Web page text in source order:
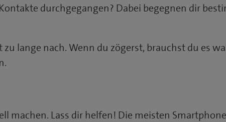
durchgegangen? Dabei begegnen dir
zu lange nach. Wenn du zögerst, brauchst du es
machen. Lass dir helfen! Die meisten